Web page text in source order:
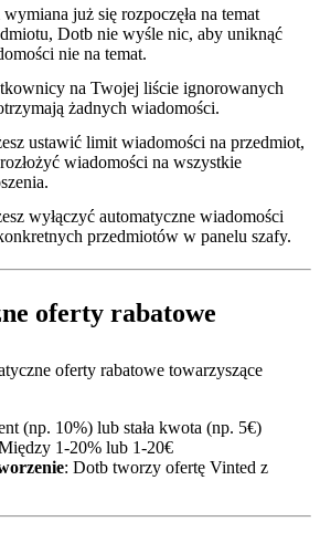
wymiana już się rozpoczęła na temat
Dotb nie wyśle nic, aby uniknąć
nie na temat.
na Twojej liście ignorowanych
żadnych wiadomości.
ustawić limit wiadomości na przedmiot,
wiadomości na wszystkie
wyłączyć automatyczne wiadomości
przedmiotów w panelu szafy.
oferty rabatowe
oferty rabatowe towarzyszące
(np. 10%) lub stała kwota (np. 5€)
1-20% lub 1-20€
: Dotb tworzy ofertę Vinted z